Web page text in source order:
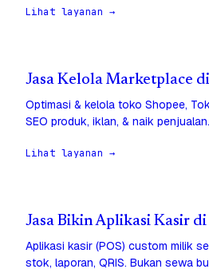
Lihat layanan →
Jasa Kelola Marketplace
Optimasi & kelola toko Shopee,
SEO produk, iklan, & naik penjualan.
Lihat layanan →
Jasa Bikin Aplikasi Kasir
Aplikasi kasir (POS) custom milik
stok, laporan, QRIS. Bukan sewa